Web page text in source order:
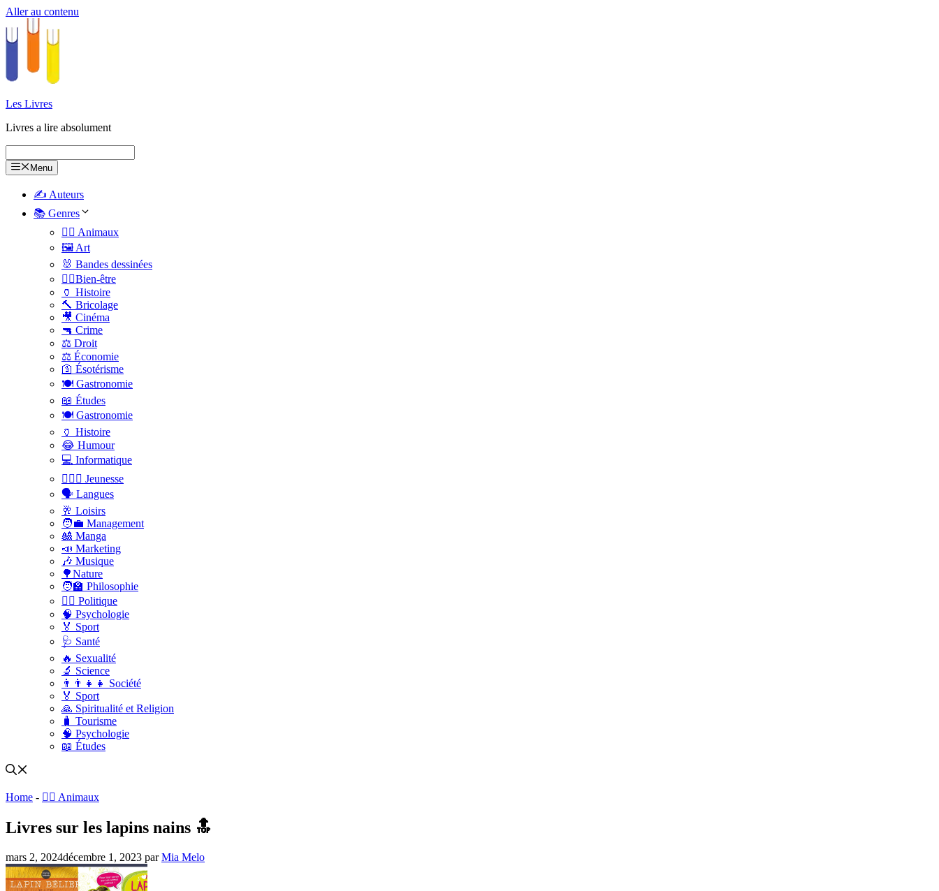
Aller au contenu
Les Livres
Livres a lire absolument
Menu
✍️ Auteurs
📚 Genres
🐕‍🦺 Animaux
🖼️ Art
🐰 Bandes dessinées
🧑‍⚕️Bien-être
🏺 Histoire
🔨 Bricolage
🎥 Cinéma
🔫 Crime
⚖️ Droit
⚖️ Économie
🛐 Ésotérisme
🍽️ Gastronomie
📖 Études
🍽️ Gastronomie
🏺 Histoire
😂 Humour
💻 Informatique
🤸🏽‍♀️ Jeunesse
🗣 Langues
🥂 Loisirs
🧑‍💼 Management
🎎 Manga
📣 Marketing
🎶 Musique
🌳Nature
🧑‍🏫 Philosophie
👨‍⚖️ Politique
🧠 Psychologie
🏅 Sport
🩺 Santé
🔥 Sexualité
🔬 Science
👨‍👨‍👧‍👧 Société
🏅 Sport
🙏 Spiritualité et Religion
🧳 Tourisme
🧠 Psychologie
📖 Études
Home - 🐕‍🦺 Animaux
Livres sur les lapins nains 🔝
mars 2, 2024décembre 1, 2023 parMia Melo